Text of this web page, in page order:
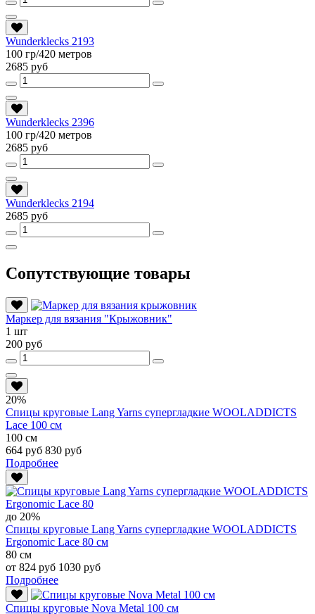
Wunderklecks 2193
100 гр/420 метров
2685 руб
Wunderklecks 2396
100 гр/420 метров
2685 руб
Wunderklecks 2194
2685 руб
Сопутствующие товары
Маркер для вязания "Крыжовник"
1 шт
200 руб
20%
Спицы круговые Lang Yarns супергладкие WOOLADDICTS
Lace 100 см
100 см
664 руб 830 руб
Подробнее
до 20%
Спицы круговые Lang Yarns супергладкие WOOLADDICTS
Ergonomic Lace 80 см
80 см
от 824 руб 1030 руб
Подробнее
Спицы круговые Nova Metal 100 см